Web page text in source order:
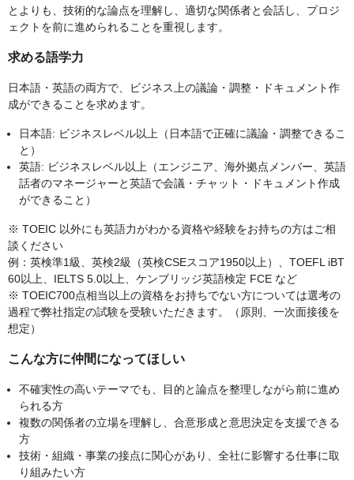
とよりも、技術的な論点を理解し、適切な関係者と会話し、プロジ
ェクトを前に進められることを重視します。
求める語学力
日本語・英語の両方で、ビジネス上の議論・調整・ドキュメント作
成ができることを求めます。
日本語: ビジネスレベル以上（日本語で正確に議論・調整できるこ
と）
英語: ビジネスレベル以上（エンジニア、海外拠点メンバー、英語
話者のマネージャーと英語で会議・チャット・ドキュメント作成
ができること）
※ TOEIC 以外にも英語力がわかる資格や経験をお持ちの方はご相
談ください
例：英検準1級、英検2級（英検CSEスコア1950以上）、TOEFL iBT
60以上、IELTS 5.0以上、ケンブリッジ英語検定 FCE など
※ TOEIC700点相当以上の資格をお持ちでない方については選考の
過程で弊社指定の試験を受験いただきます。（原則、一次面接後を
想定）
こんな方に仲間になってほしい
不確実性の高いテーマでも、目的と論点を整理しながら前に進め
られる方
複数の関係者の立場を理解し、合意形成と意思決定を支援できる
方
技術・組織・事業の接点に関心があり、全社に影響する仕事に取
り組みたい方